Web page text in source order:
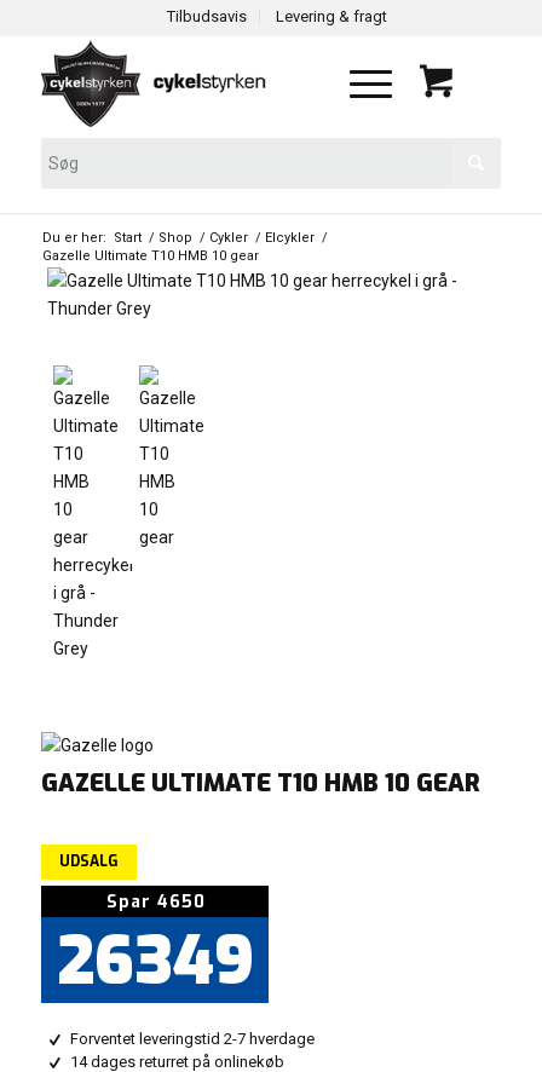
Tilbudsavis Levering & fragt
Du er her: Start / Shop / Cykler / Elcykler /
Gazelle Ultimate T10 HMB 10 gear
GAZELLE ULTIMATE T10 HMB 10 GEAR
UDSALG
Spar 4650
oprindelige
30999.
26349 aktuelle
26349.
Forventet leveringstid 2-7 hverdage
14 dages returret på onlinekøb